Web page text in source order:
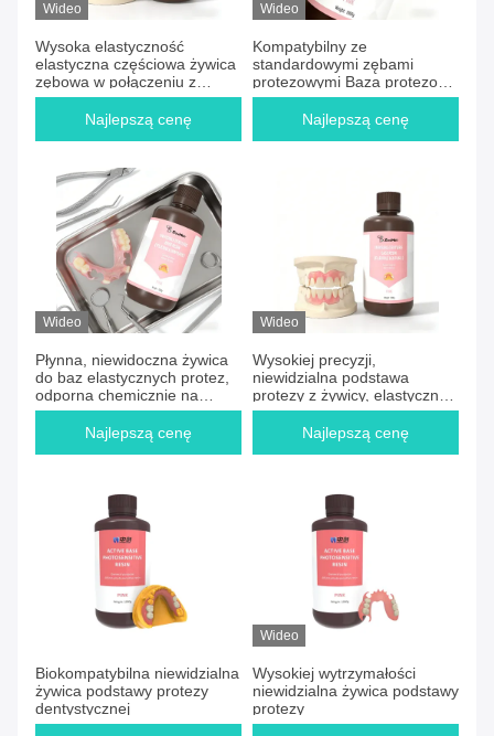
Wideo
Wysoka elastyczność
elastyczna częściowa żywica
zębowa w połączeniu z
wytrzymałością na gięcie 34
Mpa zapewniająca wysoką
wydajność zębów
Najlepszą cenę
Wideo
Kompatybilny ze
standardowymi zębami
protezowymi Baza protezowa
poliamidowa oferuje
precyzyjne składniki
formowane i długotrwałość
Najlepszą cenę
Wideo
Płynna, niewidoczna żywica
do baz elastycznych protez,
odporna chemicznie na
chemikalia jamy ustnej i ślinę,
idealna do elastycznych baz
Najlepszą cenę
Wideo
Wysokiej precyzji,
niewidzialna podstawa
protezy z żywicy, elastyczna
proteza z wysoką
elastycznością i doskonałą
biologiczną kompatybilnością
Najlepszą cenę
Biokompatybilna niewidzialna
żywica podstawy protezy
dentystycznej
Wideo
Wysokiej wytrzymałości
niewidzialna żywica podstawy
protezy